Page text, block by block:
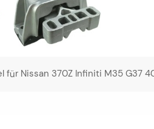
für Nissan 370Z Infiniti M35 G37